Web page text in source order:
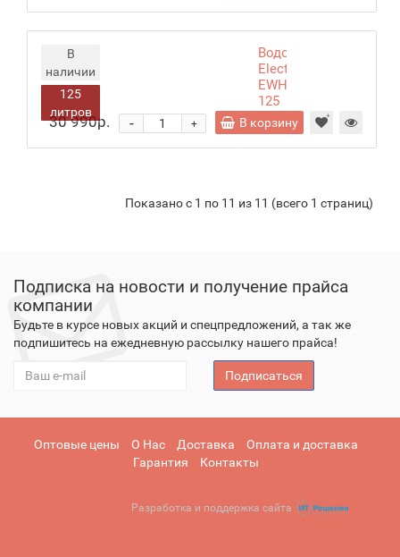
В
наличии
125
литров
Водонагреватель
Electrolux
EWH
125
AXIOmatic
30 990р. +
- В корзину
Показано с 1 по 11 из 11 (всего 1 страниц)
Подписка на новости и получение прайса
компании
Будьте в курсе новых акций и спецпредложений, а так же
подпишитесь на ежедневную рассылку нашего прайса!
Подписаться
Оптовые цены О Нас Доставка
Оплата и доставка
Гарантия
Контакты
Разработка и поддержка сайта